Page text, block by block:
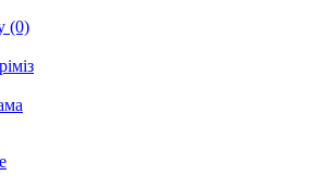
(0)